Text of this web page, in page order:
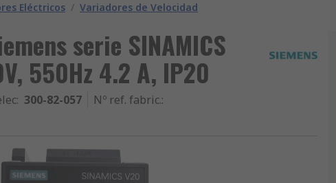
Eléctricos / Variadores de Velocidad
serie SINAMICS
550Hz 4.2 A, IP20
: 300-82-057 Nº ref. fabric.: